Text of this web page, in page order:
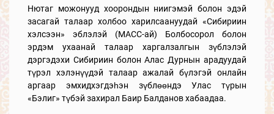
Нютаг можонууд хоорондын ниигэмэй болон эдэй
засагай талаар холбоо харилсаануудай «Сибириин
хэлсээн» эблэлэй (МАСС-ай) Болбосорол болон
эрдэм ухаанай талаар харгалзалгын зүблэлэй
дэргэдэхи Сибириин болон Алас Дурнын арадуудай
түрэл хэлэнүүдэй талаар ажалай бүлэгэй онлайн
аргаар эмхидхэгдэһэн зүблөөндэ Улас түрын
«Бэлиг» түбэй захирал Баир Балданов хабаадаа.